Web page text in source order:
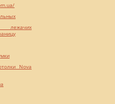
лежачих
Nova